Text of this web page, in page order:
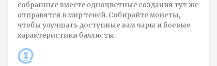
собранные вместе одноцветные создания тут же
отправятся в мир теней. Собирайте монеты,
чтобы улучшать доступные вам чары и боевые
характеристики баллисты.